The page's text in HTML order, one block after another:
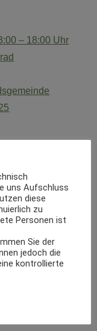
– 18:00 Uhr
uns Aufschluss
diese
zu
Personen ist
Sie der
jedoch die
kontrollierte